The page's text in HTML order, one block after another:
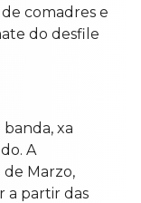
comadres e
do desfile
xa
A
de Marzo,
a partir das